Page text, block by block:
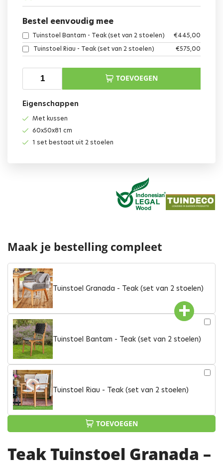
Bestel eenvoudig mee
Tuinstoel Bantam - Teak (set van 2 stoelen) €445,00
Tuinstoel Riau - Teak (set van 2 stoelen)
€575,00
TOEVOEGEN
Eigenschappen
Met kussen
60x50x81 cm
1 set bestaat uit 2 stoelen
Maak je bestelling compleet
Tuinstoel Granada - Teak (set van 2 stoelen)
Tuinstoel Bantam - Teak (set van 2 stoelen)
Tuinstoel Riau - Teak (set van 2 stoelen)
TOEVOEGEN
Teak Tuinstoel Granada –